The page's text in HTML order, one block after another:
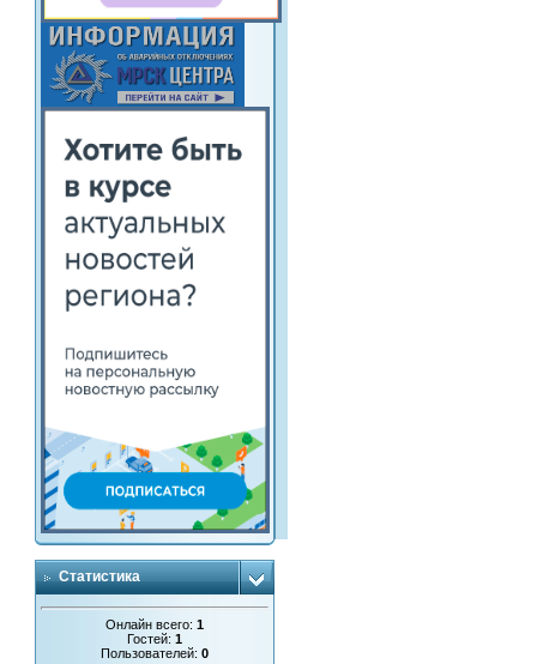
Статистика
Онлайн всего:1
Гостей:1
Пользователей:0